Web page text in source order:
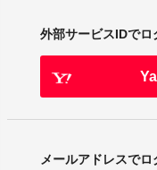
外部サービスIDでロ
メールアドレスでロ